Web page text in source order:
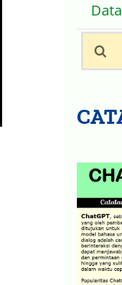
for: